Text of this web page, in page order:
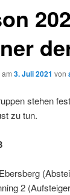
3. Juli 2021 von
stehen
zu tun.
2